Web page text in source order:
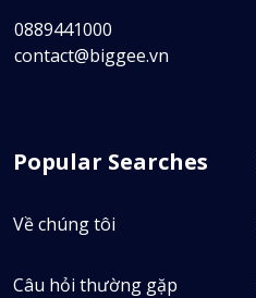
0889441000
contact@biggee.vn
Popular Searches
Về chúng tôi
Câu hỏi thường gặp